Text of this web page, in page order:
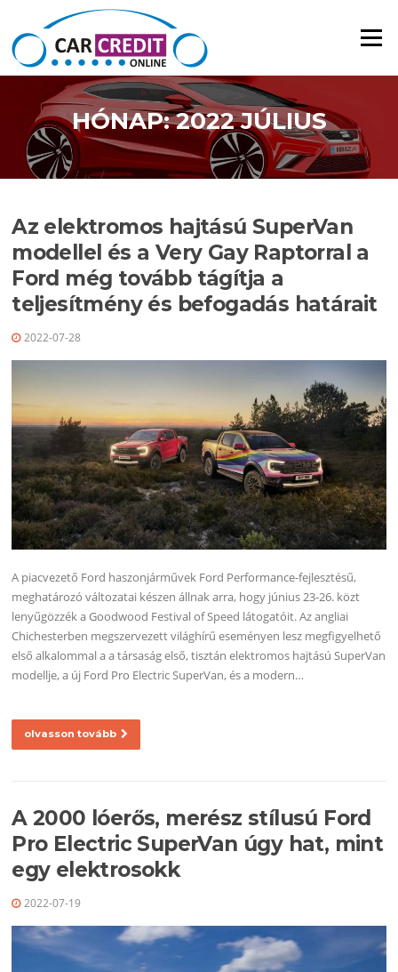
Ugrás a tartalomra
Menü
HÓNAP: 2022 JÚLIUS
Az elektromos hajtású SuperVan
modellel és a Very Gay Raptorral a
Ford még tovább tágítja a
teljesítmény és befogadás határait
2022-07-28
A piacvezető Ford haszonjárművek Ford Performance-fejlesztésű,
meghatározó változatai készen állnak arra, hogy június 23-26. közt
lenyűgözzék a Goodwood Festival of Speed látogatóit. Az angliai
Chichesterben megszervezett világhírű eseményen lesz megfigyelhető
első alkalommal a a társaság első, tisztán elektromos hajtású SuperVan
modellje, a új Ford Pro Electric SuperVan, és a modern…
olvasson tovább
A 2000 lóerős, merész stílusú Ford
Pro Electric SuperVan úgy hat, mint
egy elektrosokk
2022-07-19